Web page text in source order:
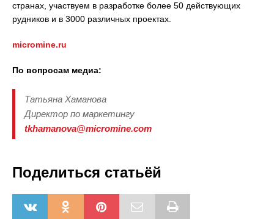
странах, участвуем в разработке более 50 действующих
рудников и в 3000 различных проектах.
micromine.ru
По вопросам медиа:
Татьяна Хаманова
Директор по маркетингу
tkhamanova@micromine.com
Поделиться статьёй